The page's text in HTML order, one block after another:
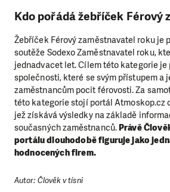
Kdo pořádá žebříček Férový
Žebříček Férový zaměstnavatel roku je
soutěže Sodexo Zaměstnavatel roku,
jednadvacet let. Cílem této kategorie
společnosti, které se svým přístupem a
zaměstnancům pocit férovosti. Za
této kategorie stojí portál Atmoskop.cz
jež získává výsledky na základě
současných zaměstnanců.Právě
portálu dlouhodobě figuruje jako
hodnocených firem.
Autor: Člověk v tísni